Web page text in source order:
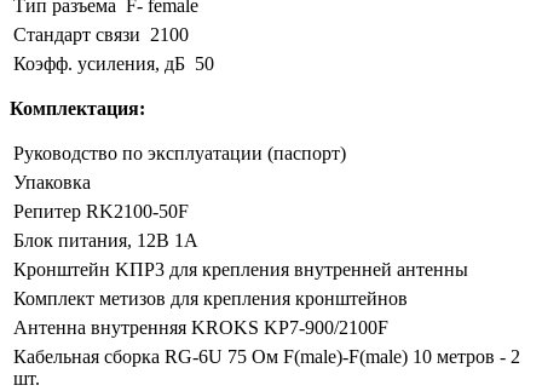
Тип разъема F- female
Стандарт связи 2100
Коэфф. усиления, дБ 50
Комплектация:
Руководство по эксплуатации (паспорт)
Упаковка
Репитер RK2100-50F
Блок питания, 12В 1А
Кронштейн KПР3 для крепления внутренней антенны
Комплект метизов для крепления кронштейнов
Антенна внутренняя KROKS KP7-900/2100F
Кабельная сборка RG-6U 75 Ом F(male)-F(male) 10 метров - 2
шт.